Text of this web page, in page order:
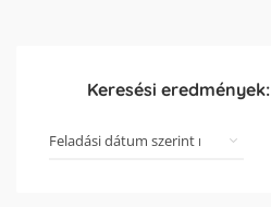
Keresési eredmények: